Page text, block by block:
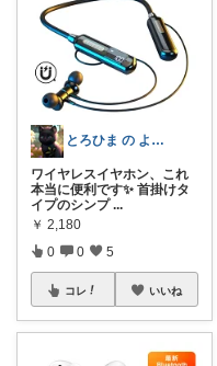
とろひま の よろず屋～お得な商品たち～
ワイヤレスイヤホン、これ
本当に便利です✨ 首掛けタ
イプのシンプ ...
￥ 2,180
0 0 5
コレ いいね